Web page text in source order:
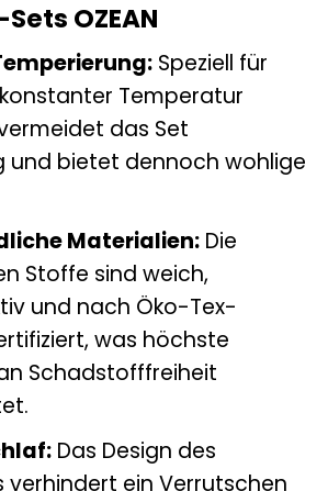
OZEAN
Speziell für
Temperatur
das Set
und bietet dennoch wohlige
Materialien:Die
Stoffe sind weich,
und nach Öko-Tex-
was höchste
Schadstofffreiheit
Das Design des
verhindert ein Verrutschen